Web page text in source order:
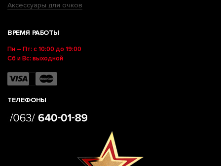
Аксессуары для очков
ВРЕМЯ РАБОТЫ
Пн – Пт: с 10:00 до 19:00
Сб и Вс: выходной
ТЕЛЕФОНЫ